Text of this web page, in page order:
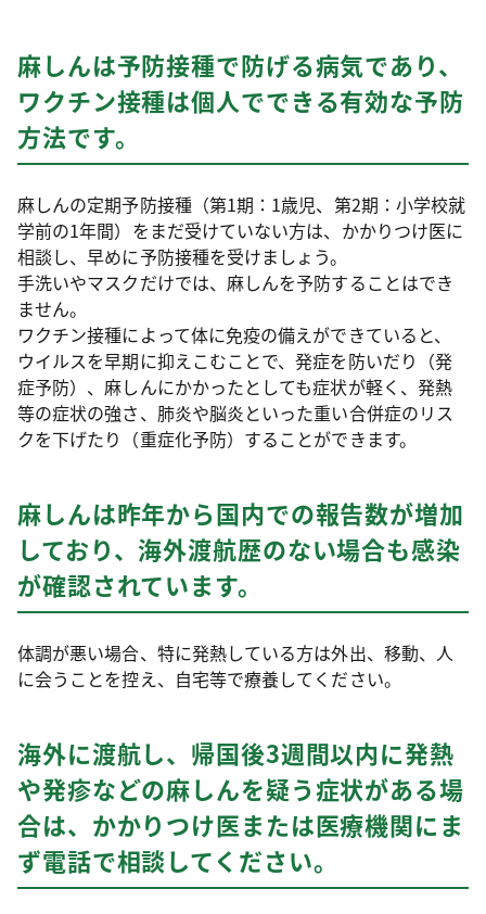
麻しんは予防接種で防げる病気であり、
ワクチン接種は個人でできる有効な予防
方法です。
麻しんの定期予防接種（第1期：1歳児、第2期：小学校就
学前の1年間）をまだ受けていない方は、かかりつけ医に
相談し、早めに予防接種を受けましょう。
手洗いやマスクだけでは、麻しんを予防することはでき
ません。
ワクチン接種によって体に免疫の備えができていると、
ウイルスを早期に抑えこむことで、発症を防いだり（発
症予防）、麻しんにかかったとしても症状が軽く、発熱
等の症状の強さ、肺炎や脳炎といった重い合併症のリス
クを下げたり（重症化予防）することができます。
麻しんは昨年から国内での報告数が増加
しており、海外渡航歴のない場合も感染
が確認されています。
体調が悪い場合、特に発熱している方は外出、移動、人
に会うことを控え、自宅等で療養してください。
海外に渡航し、帰国後3週間以内に発熱
や発疹などの麻しんを疑う症状がある場
合は、かかりつけ医または医療機関にま
ず電話で相談してください。